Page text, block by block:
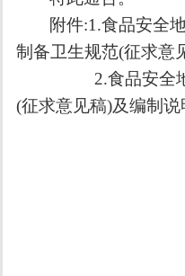
附件:1.食品安全
制备卫生规范(征求意
2.食品安全
(征求意见稿)及编制说